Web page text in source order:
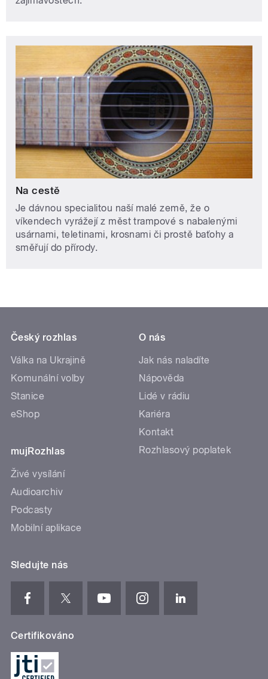
Na cestě
Je dávnou specialitou naší malé země, že o
víkendech vyrážejí z měst trampové s nabalenými
usárnami, teletinami, krosnami či prostě baťohy a
směřují do přírody.
Český rozhlas
Válka na Ukrajině
Komunální volby
Stanice
eShop
mujRozhlas
Živé vysílání
Audioarchiv
Podcasty
Mobilní aplikace
O nás
Jak nás naladíte
Nápověda
Lidé v rádiu
Kariéra
Kontakt
Rozhlasový poplatek
Sledujte nás
Certifikováno